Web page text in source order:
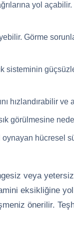
yol
Görme
sisteminin
hızlandırabilir
görülmesine
hücresel
veya
eksikliğine
önerilir.